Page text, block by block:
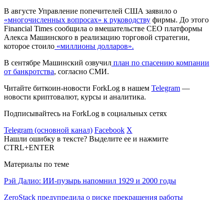
В августе Управление попечителей США заявило о
«многочисленных вопросах» к руководству фирмы. До этого
Financial Times сообщила о вмешательстве CEO платформы
Алекса Машинского в реализацию торговой стратегии,
которое стоило «миллионы долларов».
В сентябре Машинский озвучил план по спасению компании
от банкротства, согласно СМИ.
Читайте биткоин-новости ForkLog в нашем Telegram —
новости криптовалют, курсы и аналитика.
Подписывайтесь на ForkLog в социальных сетях
Telegram (основной канал) Facebook X
Нашли ошибку в тексте? Выделите ее и нажмите
CTRL+ENTER
Материалы по теме
Рэй Далио: ИИ-пузырь напомнил 1929 и 2000 годы
ZeroStack предупредила о риске прекращения работы